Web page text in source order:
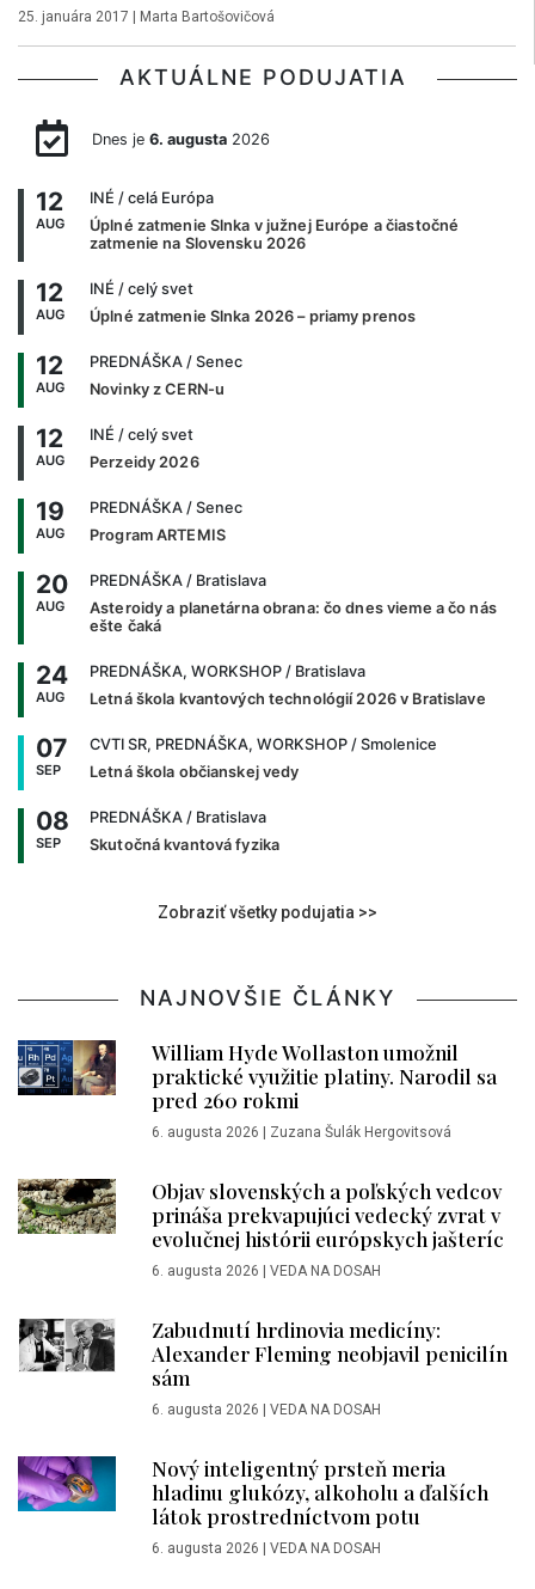
25. januára 2017 Marta Bartošovičová
AKTUÁLNE PODUJATIA
Dnes je 6. augusta2026
12
AUG
INÉ / celá Európa
Úplné zatmenie Slnka v južnej Európe a čiastočné
zatmenie na Slovensku 2026
12
AUG
INÉ / celý svet
Úplné zatmenie Slnka 2026 – priamy prenos
12
AUG
PREDNÁŠKA / Senec
Novinky z CERN-u
12
AUG
INÉ / celý svet
Perzeidy 2026
19
AUG
PREDNÁŠKA / Senec
Program ARTEMIS
20
AUG
PREDNÁŠKA / Bratislava
Asteroidy a planetárna obrana: čo dnes vieme a čo nás
ešte čaká
24
AUG
PREDNÁŠKA, WORKSHOP / Bratislava
Letná škola kvantových technológií 2026 v Bratislave
07
SEP
CVTI SR, PREDNÁŠKA, WORKSHOP / Smolenice
Letná škola občianskej vedy
08
SEP
PREDNÁŠKA / Bratislava
Skutočná kvantová fyzika
Zobraziť všetky podujatia >>
NAJNOVŠIE ČLÁNKY
William Hyde Wollaston umožnil
praktické využitie platiny. Narodil sa
pred 260 rokmi
6. augusta 2026 Zuzana Šulák Hergovitsová
Objav slovenských a poľských vedcov
prináša prekvapujúci vedecký zvrat v
evolučnej histórii európskych jašteríc
6. augusta 2026 VEDA NA DOSAH
Zabudnutí hrdinovia medicíny:
Alexander Fleming neobjavil penicilín
sám
6. augusta 2026 VEDA NA DOSAH
Nový inteligentný prsteň meria
hladinu glukózy, alkoholu a ďalších
látok prostredníctvom potu
6. augusta 2026 VEDA NA DOSAH